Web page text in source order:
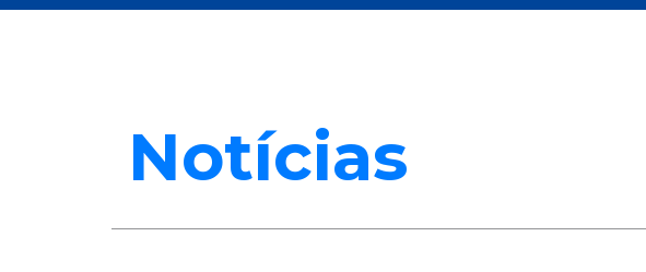
Notícias